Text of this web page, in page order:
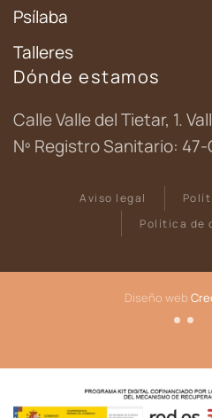
Psílaba
Talleres
Dónde estamos
Calle Valle del Tietar, 1.
Nº Registro Sanitario:
Aviso legal
Política de
Diseño web